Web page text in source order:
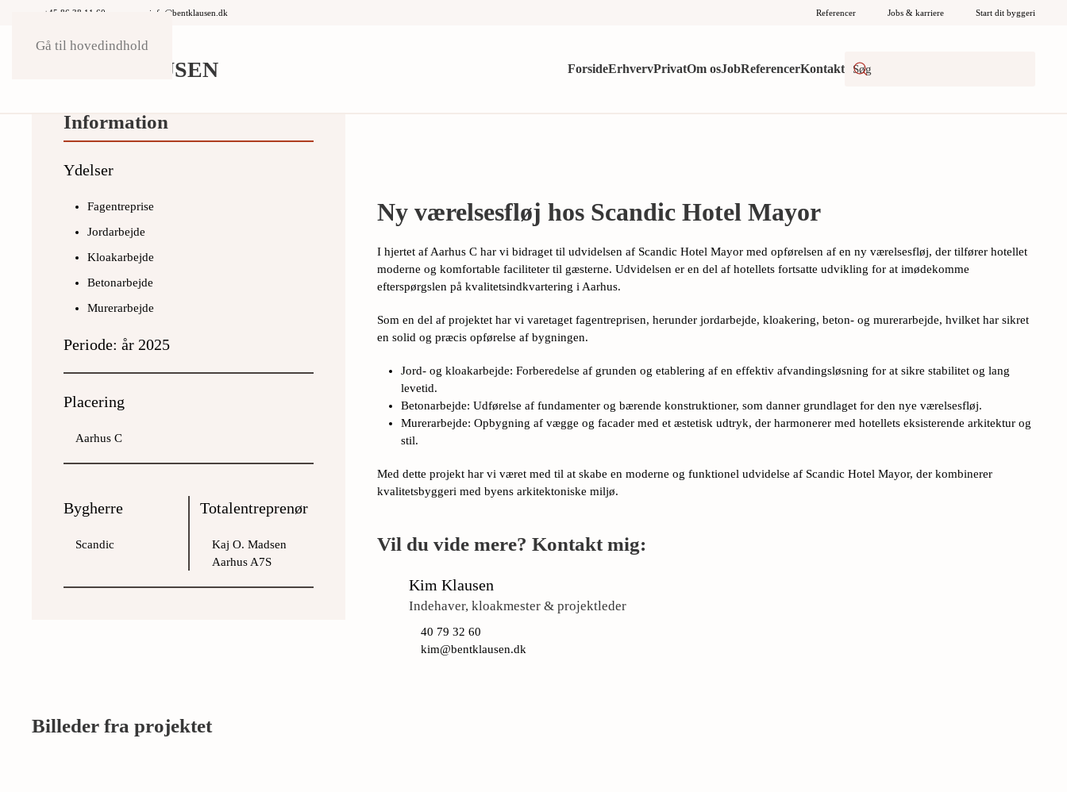
Gå til hovedindhold
+45 86 38 11 60 info@bentklausen.dk Referencer Jobs & karriere Start dit byggeri
ForsideErhvervPrivatOm osJobReferencerKontakt
Information
Ydelser
Fagentreprise
Jordarbejde
Kloakarbejde
Betonarbejde
Murerarbejde
Periode: år 2025
Placering
Aarhus C
Bygherre
Scandic
Totalentreprenør
Kaj O. Madsen
Aarhus A7S
Ny værelsesfløj hos Scandic Hotel Mayor
I hjertet af Aarhus C har vi bidraget til udvidelsen af Scandic Hotel Mayor med opførelsen af en ny værelsesfløj, der tilfører hotellet
moderne og komfortable faciliteter til gæsterne. Udvidelsen er en del af hotellets fortsatte udvikling for at imødekomme
efterspørgslen på kvalitetsindkvartering i Aarhus.
Som en del af projektet har vi varetaget fagentreprisen, herunder jordarbejde, kloakering, beton- og murerarbejde, hvilket har sikret
en solid og præcis opførelse af bygningen.
Jord- og kloakarbejde: Forberedelse af grunden og etablering af en effektiv afvandingsløsning for at sikre stabilitet og lang
levetid.
Betonarbejde: Udførelse af fundamenter og bærende konstruktioner, som danner grundlaget for den nye værelsesfløj.
Murerarbejde: Opbygning af vægge og facader med et æstetisk udtryk, der harmonerer med hotellets eksisterende arkitektur og
stil.
Med dette projekt har vi været med til at skabe en moderne og funktionel udvidelse af Scandic Hotel Mayor, der kombinerer
kvalitetsbyggeri med byens arkitektoniske miljø.
Vil du vide mere? Kontakt mig:
Kim Klausen
Indehaver, kloakmester & projektleder
40 79 32 60
kim@bentklausen.dk
Billeder fra projektet